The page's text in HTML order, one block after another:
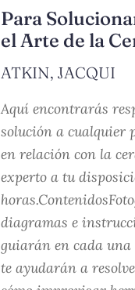
Para
el Arte de la
ATKIN, JACQUI
Aquí encontrarás
solución a cualquier
en relación con la
experto a tu
diagramas e
guiarán en cada una
te ayudarán a